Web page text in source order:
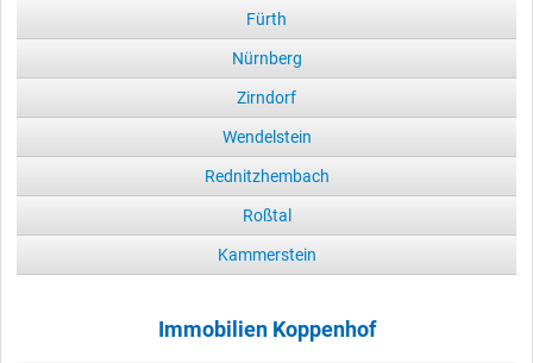
Fürth
Nürnberg
Zirndorf
Wendelstein
Rednitzhembach
Roßtal
Kammerstein
Immobilien Koppenhof